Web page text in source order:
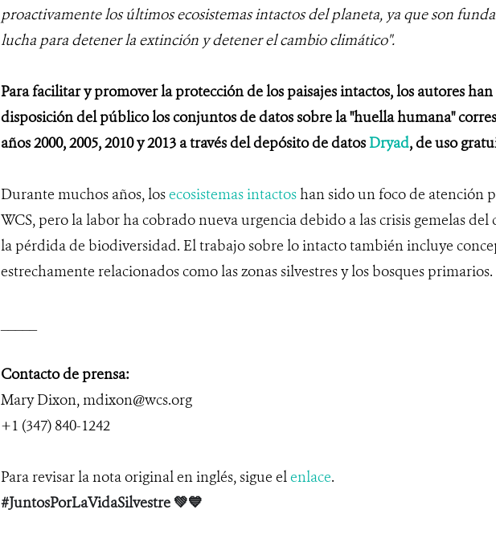
proactivamente los últimos ecosistemas intactos del planeta, ya que son
lucha para detener la extinción y detener el cambio climático".
Para facilitar y promover la protección de los paisajes intactos, los autores han
disposición del público los conjuntos de datos sobre la "huella humana"
años 2000, 2005, 2010 y 2013 a través del depósito de datosDryad, de uso
Durante muchos años, losecosistemas intactoshan sido un foco de atención
WCS, pero la labor ha cobrado nueva urgencia debido a las crisis gemelas
la pérdida de biodiversidad. El trabajo sobre lo intacto también incluye
estrechamente relacionados como las zonas silvestres y los bosques primarios.
Contacto de prensa:
Mary Dixon,mdixon@wcs.org
+1 (347) 840-1242
Para revisar la nota original en inglés, sigue elenlace.
#JuntosPorLaVidaSilvestre 💚💙